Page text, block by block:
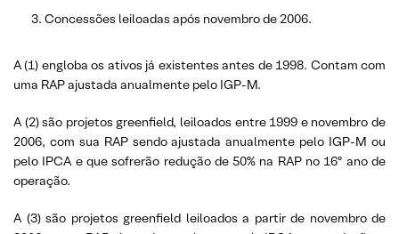
Concessões leiloadas após novembro de 2006.
A (1) engloba os ativos já existentes antes de 1998. Contam com
uma RAP ajustada anualmente pelo IGP-M.
A (2) são projetos greenfield, leiloados entre 1999 e novembro de
2006, com sua RAP sendo ajustada anualmente pelo IGP-M ou
pelo IPCA e que sofrerão redução de 50% na RAP no 16º ano de
operação.
A (3) são projetos greenfield leiloados a partir de novembro de